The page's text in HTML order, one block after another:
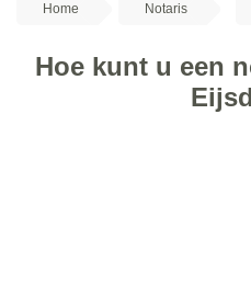
Home Notaris
Hoe kunt u een